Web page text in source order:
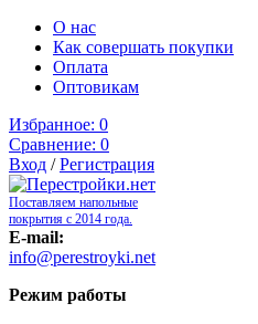
О нас
Как совершать покупки
Оплата
Оптовикам
Избранное: 0
Сравнение: 0
Вход /Регистрация
Поставляем напольные
покрытия с 2014 года.
E-mail:
info@perestroyki.net
Режим работы